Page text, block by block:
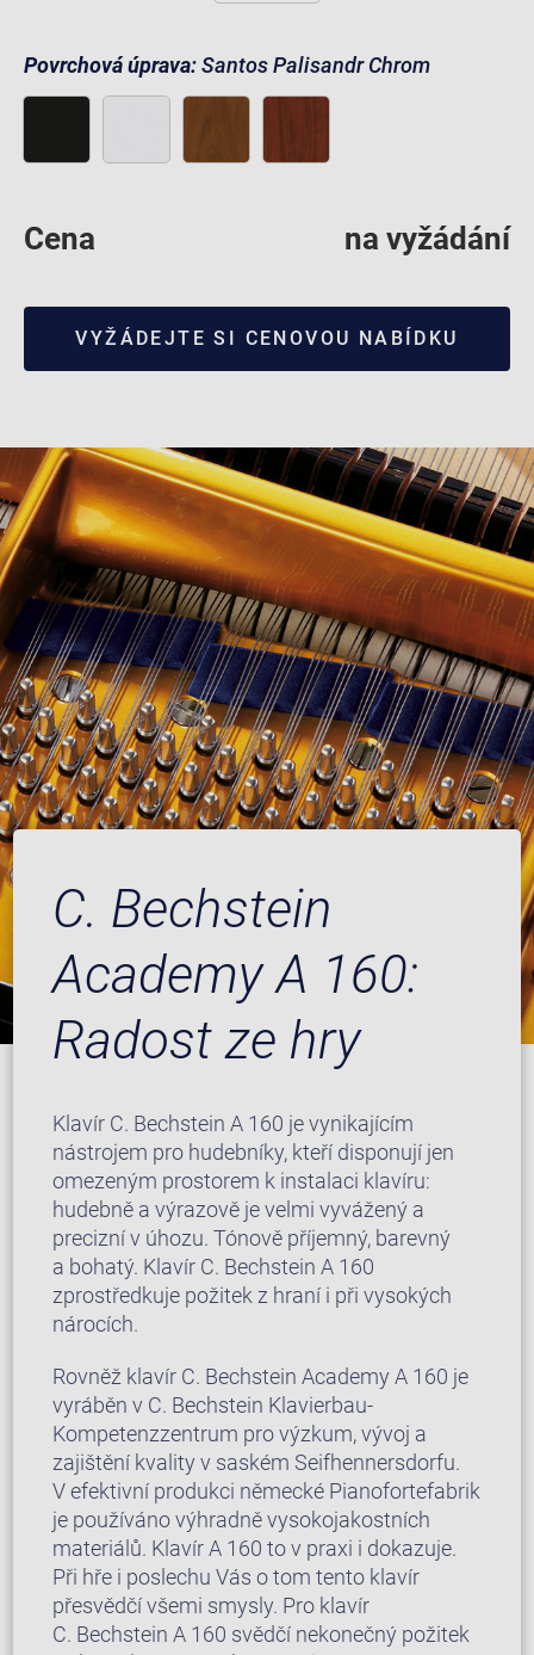
Povrchová úprava:Santos Palisandr Chrom
Cena na vyžádání
VYŽÁDEJTE SI CENOVOU NABÍDKU
C. Bechstein
Academy A 160:
Radost ze hry
Klavír C. Bechstein A 160 je vynikajícím
nástrojem pro hudebníky, kteří disponují jen
omezeným prostorem k instalaci klavíru:
hudebně a výrazově je velmi vyvážený a
precizní v úhozu. Tónově příjemný, barevný
a bohatý. Klavír C. Bechstein A 160
zprostředkuje požitek z hraní i při vysokých
nárocích.
Rovněž klavír C. Bechstein Academy A 160 je
vyráběn v C. Bechstein Klavierbau-
Kompetenzzentrum pro výzkum, vývoj a
zajištění kvality v saském Seifhennersdorfu.
V efektivní produkci německé Pianofortefabrik
je používáno výhradně vysokojakostních
materiálů. Klavír A 160 to v praxi i dokazuje.
Při hře i poslechu Vás o tom tento klavír
přesvědčí všemi smysly. Pro klavír
C. Bechstein A 160 svědčí nekonečný požitek